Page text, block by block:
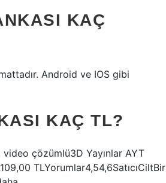
KAÇ
Android ve IOS gibi
KAÇ TL?
video çözümlü3D Yayınlar AYT
TLYorumlar4,54,6SatıcıCiltBir